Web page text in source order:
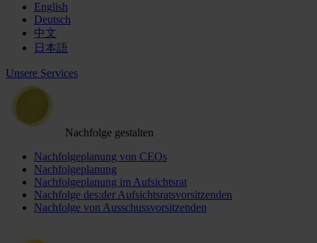
English
Deutsch
中文
日本語
Unsere Services
Nachfolge gestalten
Nachfolgeplanung von CEOs
Nachfolgeplanung
Nachfolgeplanung im Aufsichtsrat
Nachfolge des:der Aufsichtsratsvorsitzenden
Nachfolge von Ausschussvorsitzenden